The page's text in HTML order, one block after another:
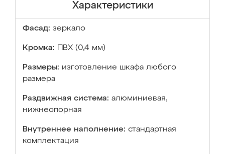
Характеристики
Фасад: зеркало
Кромка: ПВХ (0,4 мм)
Размеры: изготовление шкафа любого
размера
Раздвижная система: алюминиевая,
нижнеопорная
Внутреннее наполнение: стандартная
комплектация